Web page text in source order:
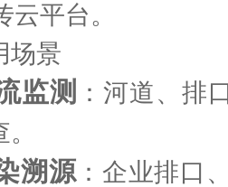
平台。
场景
监测 ：河道、排
溯源：企业排口